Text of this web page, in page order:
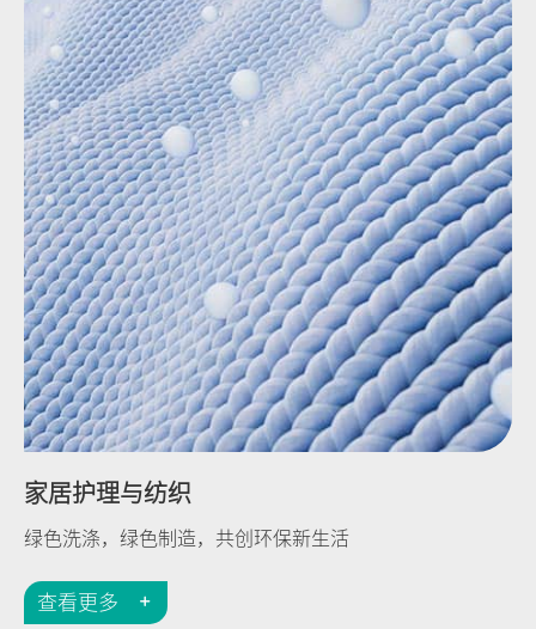
家居护理与纺织
绿色洗涤，绿色制造，共创环保新生活
查看更多 